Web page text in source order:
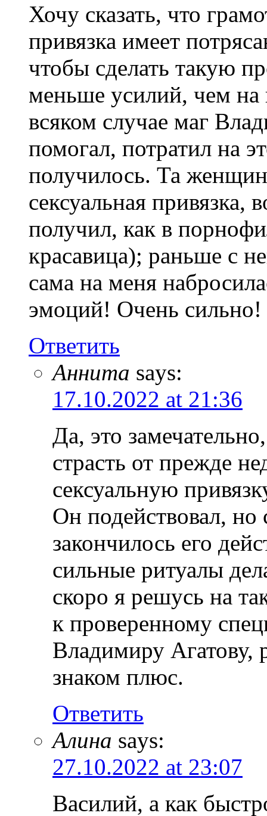
Хочу сказать, что
привязка имеет
чтобы сделать такую
меньше усилий, чем
всяком случае маг
помогал, потратил на
получилось. Та
сексуальная привязка,
получил, как в
красавица); раньше с
сама на меня
эмоций! Очень сильно!
Ответить
Аннита says:
17.10.2022 at 21:36
Да, это
страсть от прежде
сексуальную
Он подействовал, но
закончилось его
сильные ритуалы
скоро я решусь на
к проверенному
Владимиру Агатову,
знаком плюс.
Ответить
Алина says:
27.10.2022 at 23:07
Василий, а как